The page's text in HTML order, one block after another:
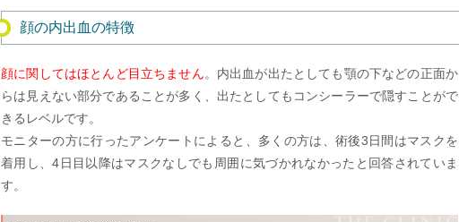
顔の内出血の特徴
顔に関してはほとんど目立ちません。内出血が出たとしても顎の下などの正面か
らは見えない部分であることが多く、出たとしてもコンシーラーで隠すことがで
きるレベルです。
モニターの方に行ったアンケートによると、多くの方は、術後3日間はマスクを
着用し、4日目以降はマスクなしでも周囲に気づかれなかったと回答されていま
す。